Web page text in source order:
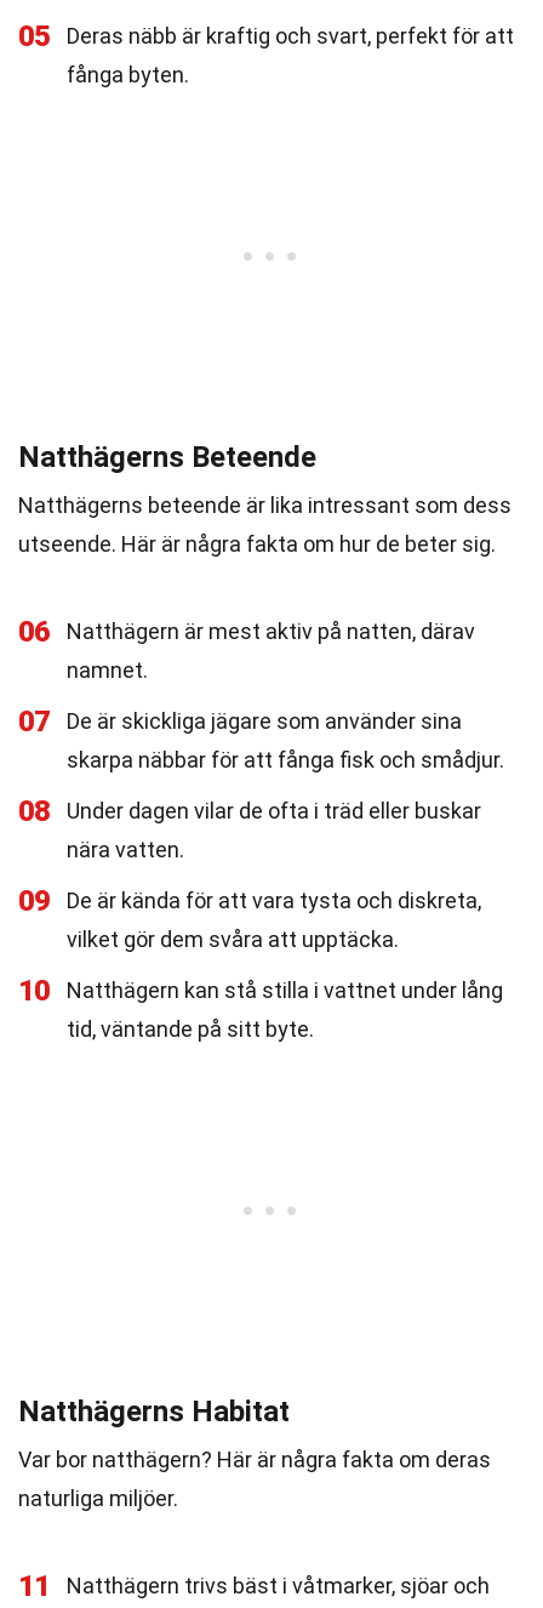
05
Deras näbb är kraftig och svart, perfekt för att
fånga byten.
Natthägerns Beteende
Natthägerns beteende är lika intressant som dess
utseende. Här är några fakta om hur de beter sig.
06
Natthägern är mest aktiv på natten, därav
namnet.
07
De är skickliga jägare som använder sina
skarpa näbbar för att fånga fisk och smådjur.
08
Under dagen vilar de ofta i träd eller buskar
nära vatten.
09
De är kända för att vara tysta och diskreta,
vilket gör dem svåra att upptäcka.
10
Natthägern kan stå stilla i vattnet under lång
tid, väntande på sitt byte.
Natthägerns Habitat
Var bor natthägern? Här är några fakta om deras
naturliga miljöer.
11 Natthägern trivs bäst i våtmarker, sjöar och